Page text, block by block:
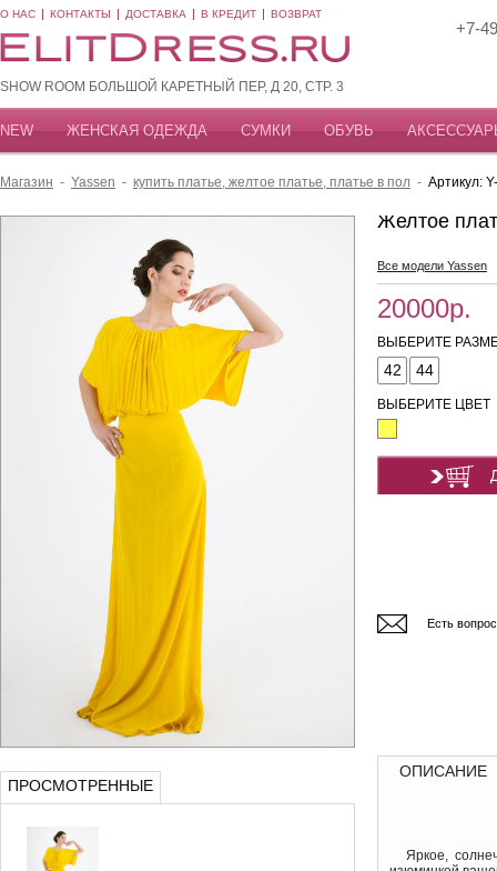
О НАС КОНТАКТЫ ДОСТАВКА В КРЕДИТ ВОЗВРАТ
SHOW ROOM БОЛЬШОЙ КАРЕТНЫЙ ПЕР, Д 20, СТР. 3
+7-
NEW ЖЕНСКАЯ ОДЕЖДА СУМКИ ОБУВЬ
Магазин - Yassen - купить платье, желтое платье, платье в пол - Артикул:
ПРОСМОТРЕННЫЕ
Желтое
Все модели Yassen
20000р.
ВЫБЕРИТЕ
42 44
ВЫБЕРИТЕ ЦВЕТ
Есть
ОПИСАНИЕ
Яркое,